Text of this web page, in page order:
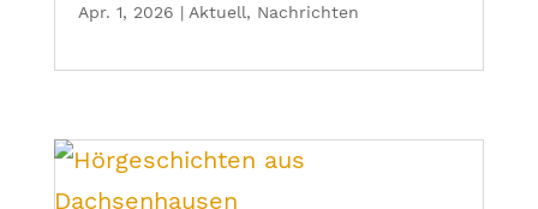
Apr. 1, 2026 | Aktuell, Nachrichten